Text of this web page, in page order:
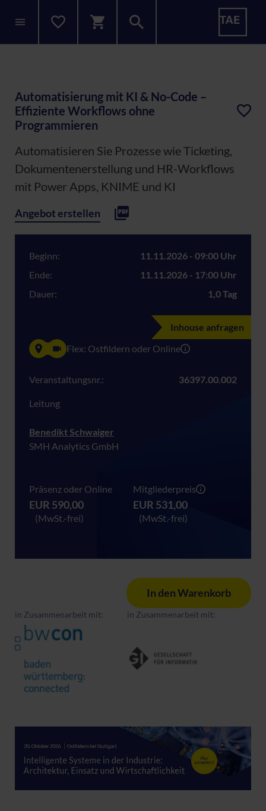
Automatisierung mit KI & No-Code –
Effiziente Workflows ohne
Programmieren
Automatisieren Sie Prozesse wie Ticketing,
Dokumentenerstellung und HR-Workflows
mit Power Apps, KNIME und KI
Angebot erstellen
Beginn:
11.11.2026 - 09:00 Uhr
Ende:
11.11.2026 - 17:00 Uhr
Dauer:
1,0 Tag
Inhouse anfragen
Flex: Ostfildern oder Online
Veranstaltungsnr.: 36397.00.002
Leitung
Benedikt Schwaiger
SMH Analytics GmbH
Präsenz oder Online
EUR 590,00
(MwSt.-frei)
Mitgliederpreis
EUR 531,00
(MwSt.-frei)
In den Warenkorb
in Zusammenarbeit mit: in Zusammenarbeit mit: